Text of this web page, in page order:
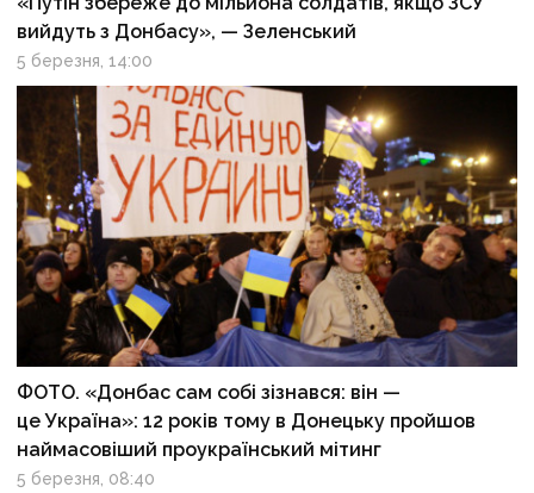
вийдуть з Донбасу», — Зеленський
5 березня, 14:00
ФОТО. «Донбас сам собі зізнався: він —
це Україна»: 12 років тому в Донецьку пройшов
наймасовіший проукраїнський мітинг
5 березня, 08:40